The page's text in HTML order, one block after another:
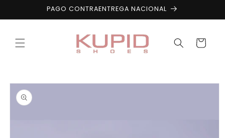
directamente
al contenido
PAGO CONTRAENTREGA NACIONAL
Carrito
directamente
a la
información